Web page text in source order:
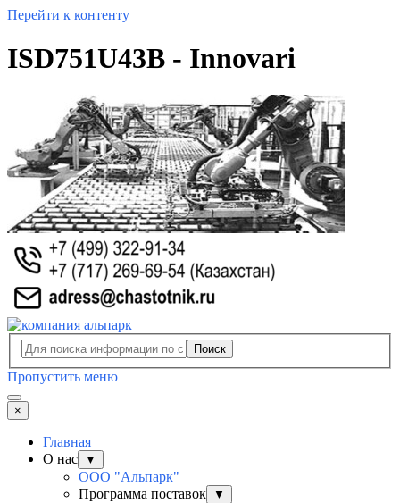
Перейти к контенту
ISD751U43B - Innovari
Поиск
Пропустить меню
×
Главная
О нас
▼
ООО "Альпарк"
Программа поставок
▼